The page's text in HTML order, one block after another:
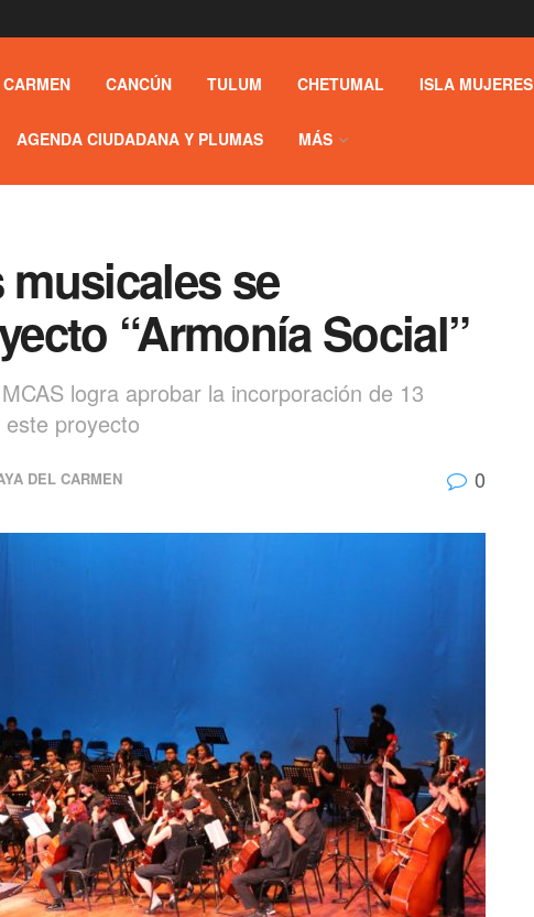
CANCÚN TULUM CHETUMAL ISLA MUJERES
AGENDA CIUDADANA Y PLUMAS MÁS
se
“Armonía Social”
logra aprobar la incorporación de 13
proyecto
DEL CARMEN 0